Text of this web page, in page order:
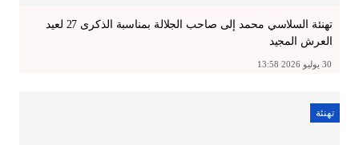
تهنئة السلاسي محمد إلى صاحب الجلالة بمناسبة الذكرى 27 لعيد
العرش المجيد
30 يوليو 2026 13:58
تهنئة